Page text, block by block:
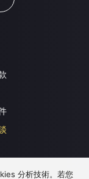
分析技術。若您